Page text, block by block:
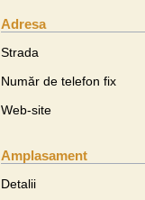
Adresa
Strada
Număr de telefon fix
Web-site
Amplasament
Detalii